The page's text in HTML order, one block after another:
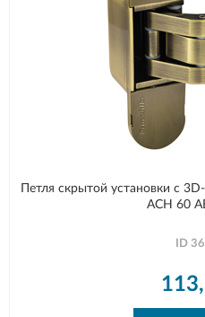
Петля скрытой установки с
ACH 60
ID